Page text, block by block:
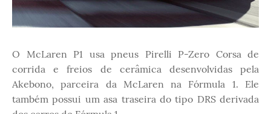
O McLaren P1 usa pneus Pirelli P-Zero Corsa de
corrida e freios de cerâmica desenvolvidas pela
Akebono, parceira da McLaren na Fórmula 1. Ele
também possui um asa traseira do tipo DRS derivada